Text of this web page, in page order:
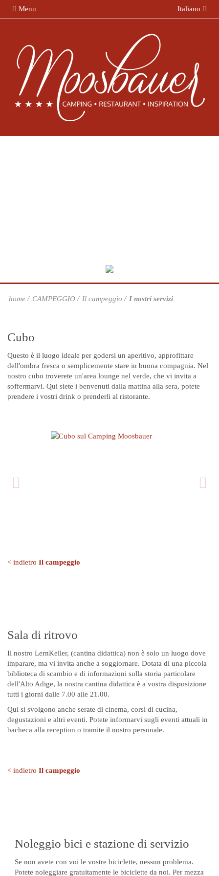
Menu Italiano
home CAMPEGGIO Il campeggio I nostri servizi
Cubo
Questo è il luogo ideale per godersi un aperitivo, approfittare
dell'ombra fresca o semplicemente stare in buona compagnia. Nel
nostro cubo troverete un'area lounge nel verde, che vi invita a
soffermarvi. Qui siete i benvenuti dalla mattina alla sera, potete
prendere i vostri drink o prenderli al ristorante.
< indietro Il campeggio
Sala di ritrovo
Il nostro LernKeller, (cantina didattica) non è solo un luogo dove
imparare, ma vi invita anche a soggiornare. Dotata di una piccola
biblioteca di scambio e di informazioni sulla storia particolare
dell'Alto Adige, la nostra cantina didattica è a vostra disposizione
tutti i giorni dalle 7.00 alle 21.00.
Qui si svolgono anche serate di cinema, corsi di cucina,
degustazioni e altri eventi. Potete informarvi sugli eventi attuali in
bacheca alla reception o tramite il nostro personale.
< indietro Il campeggio
Noleggio bici e stazione di servizio
Se non avete con voi le vostre biciclette, nessun problema.
Potete noleggiare gratuitamente le biciclette da noi. Per mezza